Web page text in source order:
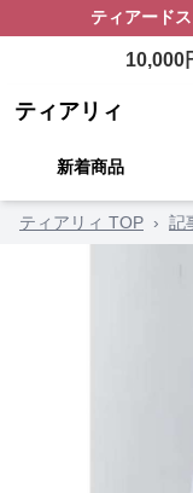
ティアード
10,000
ティアリィ
新着商品
ティアリィ TOP › 記